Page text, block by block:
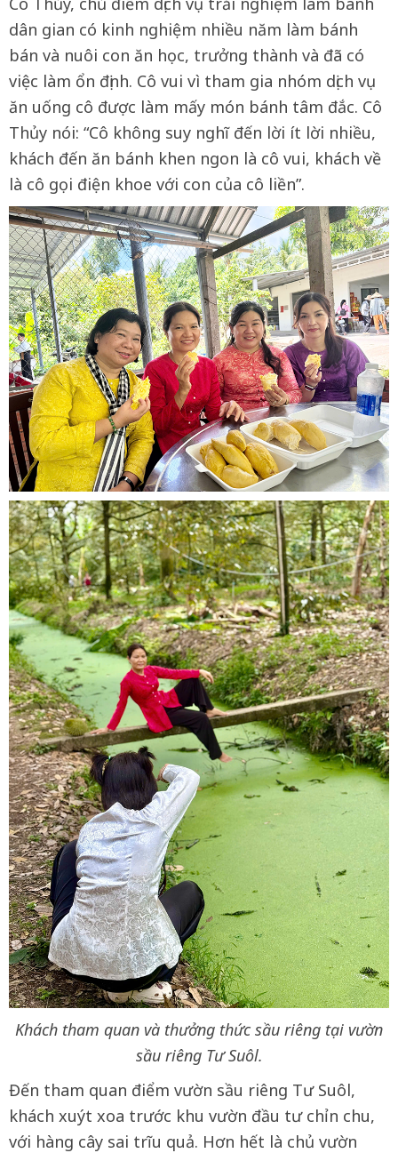
dân gian có kinh nghiệm nhiều năm làm bánh
bán và nuôi con ăn học, trưởng thành và đã có
việc làm ổn định. Cô vui vì tham gia nhóm dịch vụ
ăn uống cô được làm mấy món bánh tâm đắc. Cô
Thủy nói: “Cô không suy nghĩ đến lời ít lời nhiều,
khách đến ăn bánh khen ngon là cô vui, khách về
là cô gọi điện khoe với con của cô liền”.
Khách tham quan và thưởng thức sầu riêng tại vườn
sầu riêng Tư Suôl.
Đến tham quan điểm vườn sầu riêng Tư Suôl,
khách xuýt xoa trước khu vườn đầu tư chỉn chu,
với hàng cây sai trĩu quả. Hơn hết là chủ vườn